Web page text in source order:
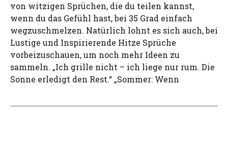
von witzigen Sprüchen, die du teilen kannst,
wenn du das Gefühl hast, bei 35 Grad einfach
wegzuschmelzen. Natürlich lohnt es sich auch, bei
Lustige und Inspirierende Hitze Sprüche
vorbeizuschauen, um noch mehr Ideen zu
sammeln. „Ich grille nicht – ich liege nur rum. Die
Sonne erledigt den Rest.“ „Sommer: Wenn